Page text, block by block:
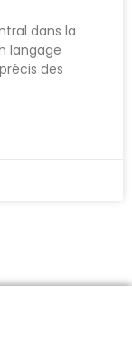
dans la
langage
des